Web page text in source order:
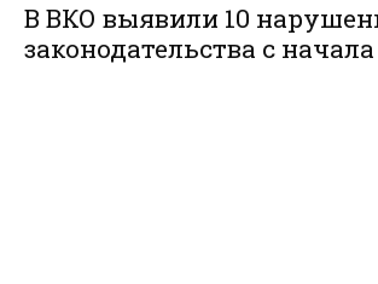
В ВКО выявили 10
законодательства с